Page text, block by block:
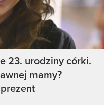
23. urodziny córki.
mamy?